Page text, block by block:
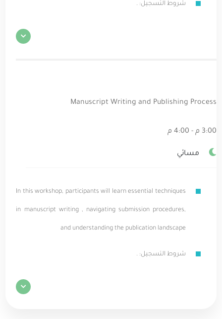
شروط التسجيل: .
Manuscript Writing and Publishing Process
3:00 م - 4:00 م
مسائي
In this workshop, participants will learn essential techniques
in manuscript writing , navigating submission procedures,
and understanding the publication landscape
شروط التسجيل: .